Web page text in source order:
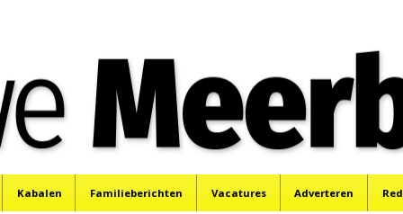
Kabalen Familieberichten Vacatures Adverteren